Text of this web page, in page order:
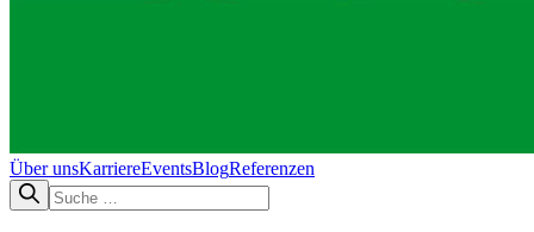
Über unsKarriereEventsBlogReferenzen